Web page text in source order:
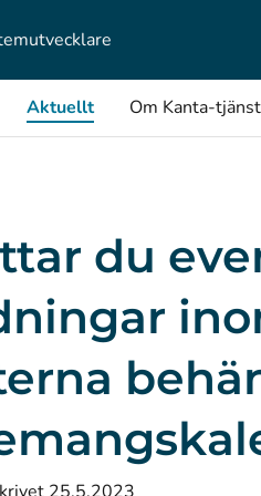
Aktuellt Om Kanta-
du